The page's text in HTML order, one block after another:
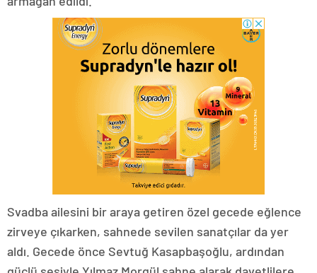
Svadba ailesini bir araya getiren özel gecede eğlence
zirveye çıkarken, sahnede sevilen sanatçılar da yer
aldı. Gecede önce Sevtuğ Kasapbaşoğlu, ardından